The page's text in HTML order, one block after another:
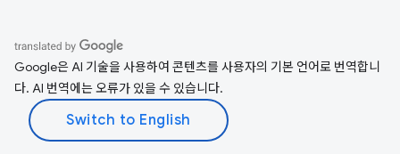
Google은 AI 기술을 사용하여 콘텐츠를 사용자의 기본 언어로 번역합니
다. AI 번역에는 오류가 있을 수 있습니다.